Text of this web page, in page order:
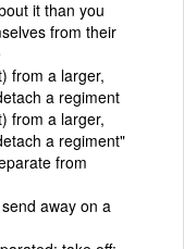
it than you
from their
from a larger,
a regiment
from a larger,
a regiment"
from
away on a